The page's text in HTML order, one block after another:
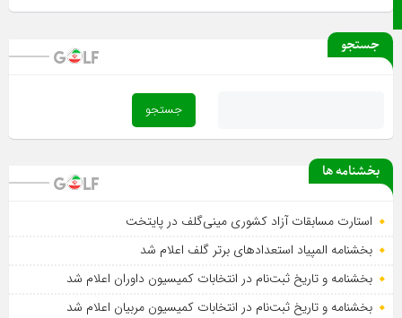
صفحه نخست
جستجو
بخشنامه ها
استارت مسابقات آزاد کشوری مینی‌گلف در پایتخت
بخشنامه المپیاد استعدادهای برتر گلف اعلام شد
بخشنامه و تاریخ ثبت‌نام در انتخابات کمیسیون داوران اعلام شد
بخشنامه و تاریخ ثبت‌نام در انتخابات کمیسیون مربیان اعلام شد